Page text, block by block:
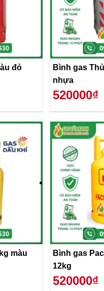
đỏ
Bình gas
nhựa
520000₫
màu
Bình gas
12kg
520000₫